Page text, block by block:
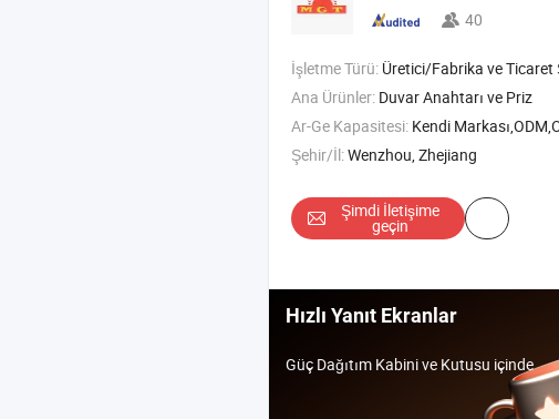
40
İşletme Türü: Üretici/Fabrika ve Ticaret
Ana Ürünler: Duvar Anahtarı ve Priz
Ar-Ge Kapasitesi: Kendi
Şehir/İl:Wenzhou, Zhejiang
Şimdi İletişime
geçin
Hızlı Yanıt Ekranlar
Güç Dağıtım Kabini ve Kutusu içinde